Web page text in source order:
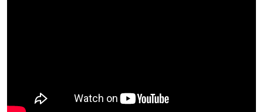
口相與命運
六爻測住宅風水 (五)